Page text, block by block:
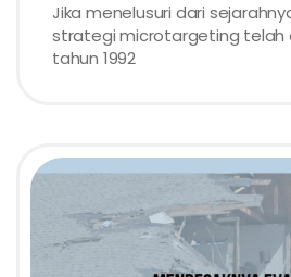
Jika menelusuri dari
strategi microtargeting telah
tahun 1992